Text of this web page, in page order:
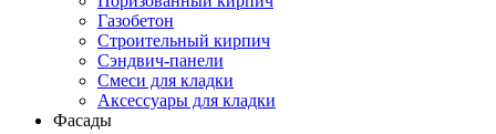
Газобетон
Строительный кирпич
Сэндвич-панели
Смеси для кладки
Аксессуары для кладки
Фасады